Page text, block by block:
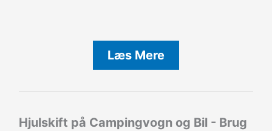
Læs Mere
Hjulskift på Campingvogn og Bil - Brug